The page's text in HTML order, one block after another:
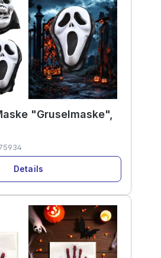
"Gruselmaske",
Details